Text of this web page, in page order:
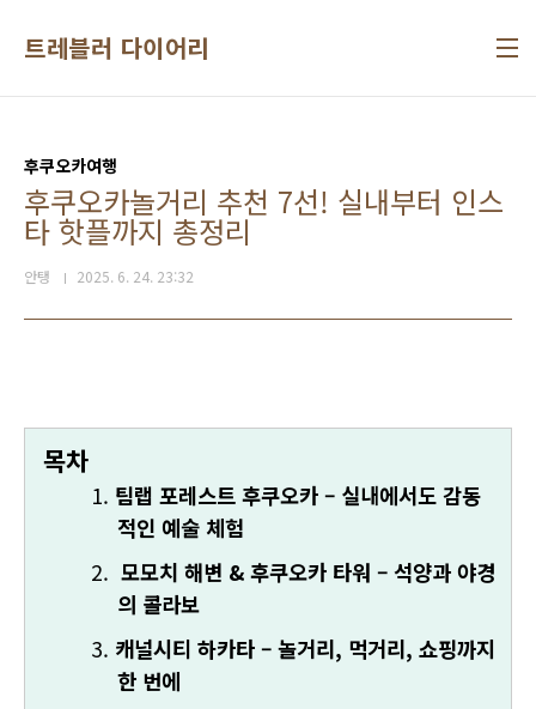
트레블러 다이어리
후쿠오카여행
후쿠오카놀거리 추천 7선! 실내부터 인스
타 핫플까지 총정리
안탱 2025. 6. 24. 23:32
목차
팀랩 포레스트 후쿠오카 – 실내에서도 감동
적인 예술 체험
모모치 해변 & 후쿠오카 타워 – 석양과 야경
의 콜라보
캐널시티 하카타 – 놀거리, 먹거리, 쇼핑까지
한 번에